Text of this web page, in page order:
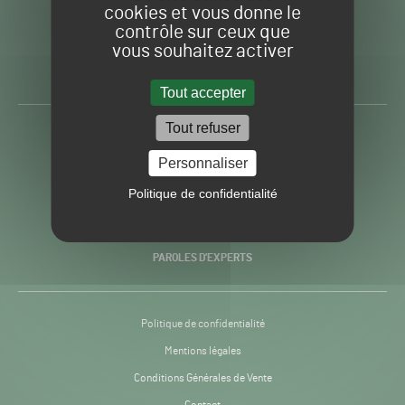
cookies et vous donne le
contrôle sur ceux que
vous souhaitez activer
Tout accepter
Tout refuser
Personnaliser
Politique de confidentialité
Gazon
Sport
H24
-
Toute l’info autour du
PRATIQUES
PAROLES D’EXPERTS
Politique de confidentialité
Mentions légales
Conditions Générales de Vente